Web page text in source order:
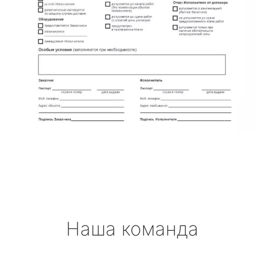
Наша команда